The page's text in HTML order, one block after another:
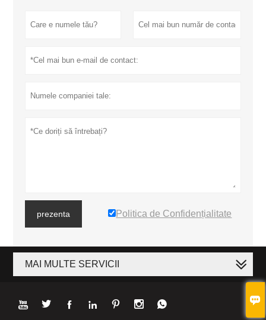

prezenta Politica de Confidențialitate
MAI MULTE SERVICII
      